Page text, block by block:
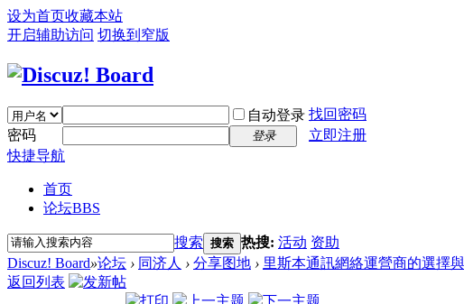
设为首页收藏本站
开启辅助访问 切换到窄版
自动登录 找回密码
密码
登录
立即注册
快捷导航
首页
论坛BBS
搜索 搜索 热搜: 活动 资助
Discuz! Board»论坛 › 同济人 › 分享图地 › 里斯本通訊網絡運營商的選擇
返回列表